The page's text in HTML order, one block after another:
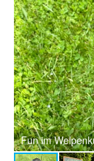
Abschlussfoto